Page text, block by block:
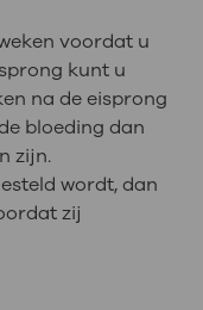
voordat u
kunt u
na de eisprong
bloeding dan
zijn.
wordt, dan
zij